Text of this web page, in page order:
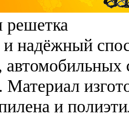
решетка
надёжный
и